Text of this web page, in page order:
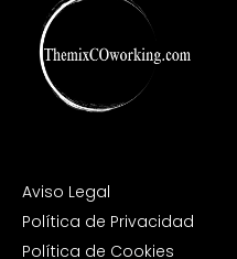
Aviso Legal
Política de Privacidad
Política de Cookies